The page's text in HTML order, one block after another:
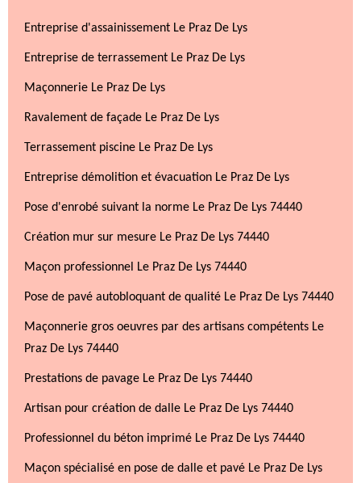
Entreprise d'assainissement Le Praz De Lys
Entreprise de terrassement Le Praz De Lys
Maçonnerie Le Praz De Lys
Ravalement de façade Le Praz De Lys
Terrassement piscine Le Praz De Lys
Entreprise démolition et évacuation Le Praz De Lys
Pose d'enrobé suivant la norme Le Praz De Lys 74440
Création mur sur mesure Le Praz De Lys 74440
Maçon professionnel Le Praz De Lys 74440
Pose de pavé autobloquant de qualité Le Praz De Lys 74440
Maçonnerie gros oeuvres par des artisans compétents Le
Praz De Lys 74440
Prestations de pavage Le Praz De Lys 74440
Artisan pour création de dalle Le Praz De Lys 74440
Professionnel du béton imprimé Le Praz De Lys 74440
Maçon spécialisé en pose de dalle et pavé Le Praz De Lys